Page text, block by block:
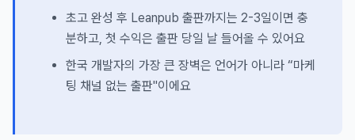
초고 완성 후 Leanpub 출판까지는 2-3일이면 충
분하고, 첫 수익은 출판 당일 날 들어올 수 있어요
한국 개발자의 가장 큰 장벽은 언어가 아니라 “마케
팅 채널 없는 출판"이에요